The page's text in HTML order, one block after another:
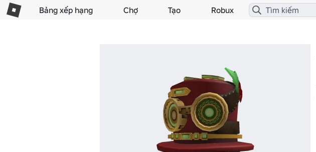
Bảng xếp hạng Chợ Tạo Robux